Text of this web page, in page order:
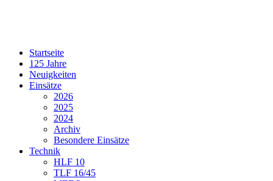
Startseite
125 Jahre
Neuigkeiten
Einsätze
2026
2025
2024
Archiv
Besondere Einsätze
Technik
HLF 10
TLF 16/45